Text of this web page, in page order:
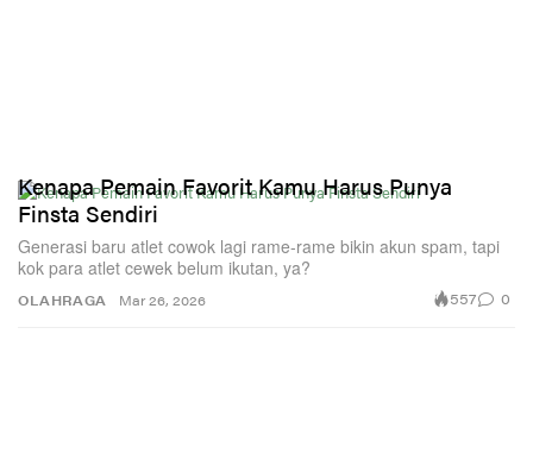
OLAHRAGA
Kenapa Pemain Favorit Kamu Harus Punya
Finsta Sendiri
Generasi baru atlet cowok lagi rame-rame bikin akun spam, tapi
kok para atlet cewek belum ikutan, ya?
Mar 26, 2026 557 0